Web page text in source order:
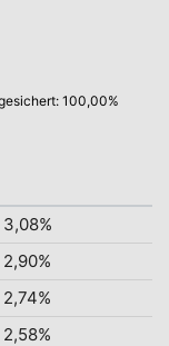
100,00%
3,08%
2,90%
2,74%
2,58%